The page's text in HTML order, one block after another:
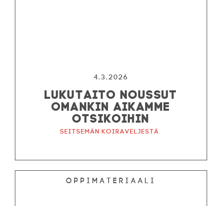
4.3.2026
LUKUTAITO NOUSSUT
OMANKIN AIKAMME
OTSIKOIHIN
Seitsemän koiraveljestä
Oppimateriaali